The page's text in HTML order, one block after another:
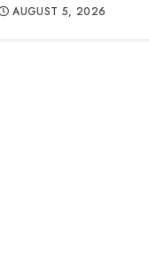
AUGUST 5, 2026